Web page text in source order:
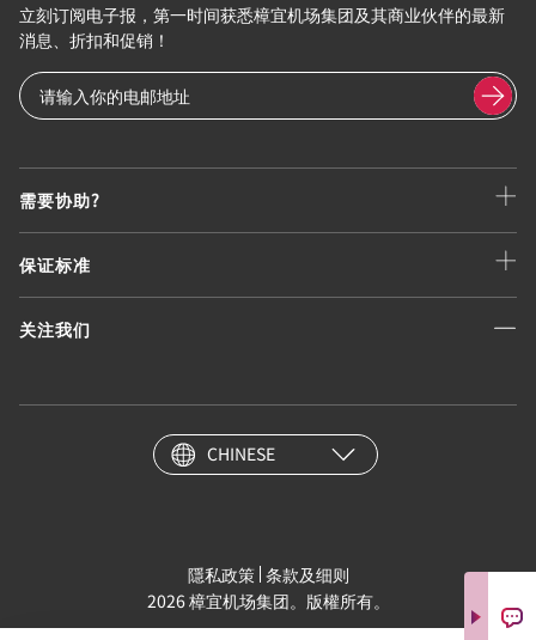
需要协助?
保证标准
关注我们
立刻订阅电子报，第一时间获悉樟宜机场集团及其商业伙伴的最新
消息、折扣和促销！
CHINESE
隱私政策 条款及细则
2026 樟宜机场集团。版權所有。